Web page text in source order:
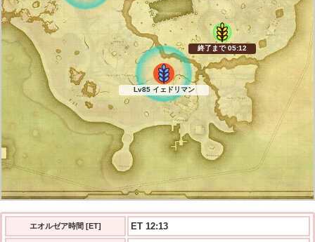
終了まで 05:11
Lv85 イェドリマン
エオルゼア時間 [ET] ET 12:13